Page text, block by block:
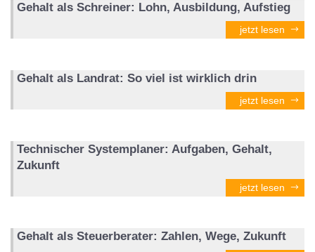
Gehalt als Schreiner: Lohn, Ausbildung, Aufstieg
jetzt lesen
Gehalt als Landrat: So viel ist wirklich drin
jetzt lesen
Technischer Systemplaner: Aufgaben, Gehalt,
Zukunft
jetzt lesen
Gehalt als Steuerberater: Zahlen, Wege, Zukunft